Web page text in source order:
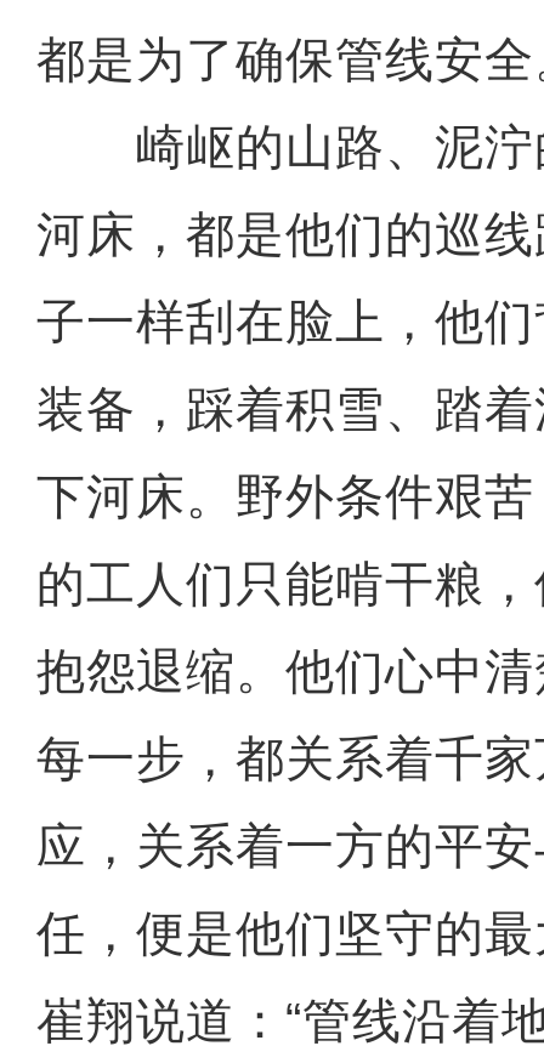
都是为了确保管线安全
崎岖的山路、泥泞
河床，都是他们的巡
子一样刮在脸上，他
装备，踩着积雪、踏
下河床。野外条件艰
的工人们只能啃干粮
抱怨退缩。他们心中
每一步，都关系着千
应，关系着一方的平
任，便是他们坚守的
崔翔说道：“管线沿着